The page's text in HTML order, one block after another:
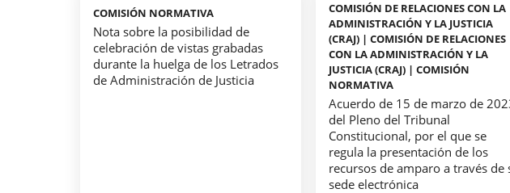
COMISIÓN NORMATIVA
Nota sobre la posibilidad de
celebración de vistas grabadas
durante la huelga de los Letrados
de Administración de Justicia
COMISIÓN DE RELACIONES CON LA
ADMINISTRACIÓN Y LA JUSTICIA
(CRAJ) | COMISIÓN DE RELACIONES
CON LA ADMINISTRACIÓN Y LA
JUSTICIA (CRAJ) | COMISIÓN
NORMATIVA
Acuerdo de 15 de marzo de
del Pleno del Tribunal
Constitucional, por el que se
regula la presentación de los
recursos de amparo a través de
sede electrónica